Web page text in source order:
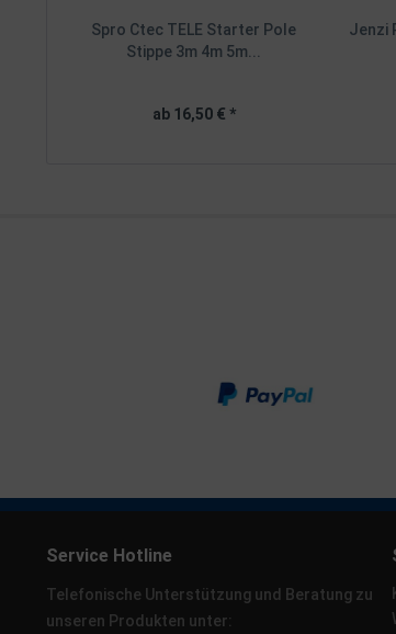
Spro Ctec TELE Starter Pole
Stippe 3m 4m 5m...
ab 16,50 € *
Jenzi
Service Hotline
Telefonische Unterstützung und Beratung zu
unseren Produkten unter: